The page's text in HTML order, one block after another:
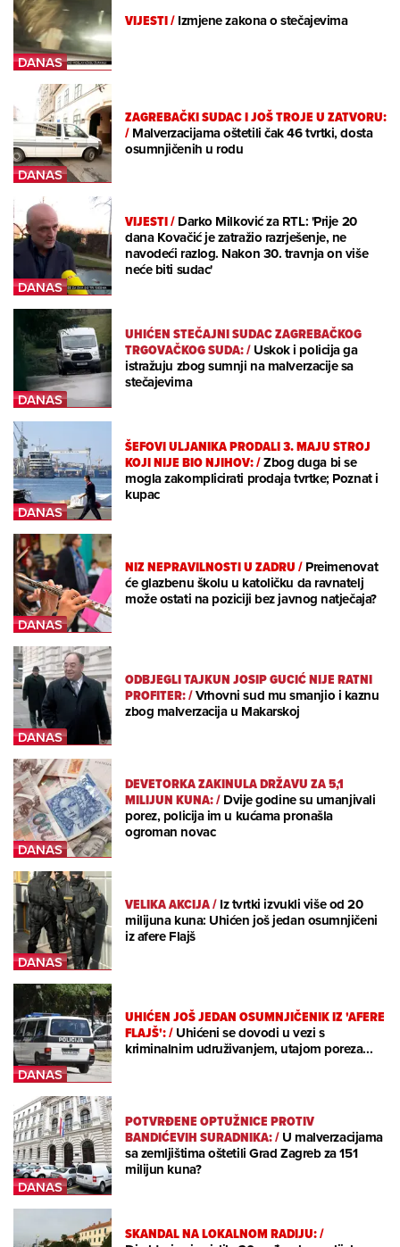
VIJESTI/Izmjene zakona o stečajevima
ZAGREBAČKI SUDAC I JOŠ TROJE U ZATVORU:
/Malverzacijama oštetili čak 46 tvrtki, dosta
osumnjičenih u rodu
VIJESTI/Darko Milković za RTL: 'Prije 20
dana Kovačić je zatražio razrješenje, ne
navodeći razlog. Nakon 30. travnja on više
neće biti sudac'
UHIĆEN STEČAJNI SUDAC ZAGREBAČKOG
TRGOVAČKOG SUDA:/Uskok i policija ga
istražuju zbog sumnji na malverzacije sa
stečajevima
ŠEFOVI ULJANIKA PRODALI 3. MAJU STROJ
KOJI NIJE BIO NJIHOV:/Zbog duga bi se
mogla zakomplicirati prodaja tvrtke; Poznat i
kupac
NIZ NEPRAVILNOSTI U ZADRU/Preimenovat
će glazbenu školu u katoličku da ravnatelj
može ostati na poziciji bez javnog natječaja?
ODBJEGLI TAJKUN JOSIP GUCIĆ NIJE RATNI
PROFITER:/Vrhovni sud mu smanjio i kaznu
zbog malverzacija u Makarskoj
DEVETORKA ZAKINULA DRŽAVU ZA 5,1
MILIJUN KUNA:/Dvije godine su umanjivali
porez, policija im u kućama pronašla
ogroman novac
VELIKA AKCIJA/Iz tvrtki izvukli više od 20
milijuna kuna: Uhićen još jedan osumnjičeni
iz afere Flajš
UHIĆEN JOŠ JEDAN OSUMNJIČENIK IZ 'AFERE
FLAJŠ':/Uhićeni se dovodi u vezi s
kriminalnim udruživanjem, utajom poreza...
POTVRĐENE OPTUŽNICE PROTIV
BANDIĆEVIH SURADNIKA:/U malverzacijama
sa zemljištima oštetili Grad Zagreb za 151
milijun kuna?
SKANDAL NA LOKALNOM RADIJU:/